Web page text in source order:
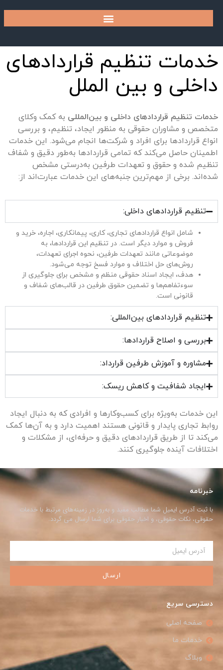
خدمات تنظیم قراردادهای
داخلی و بین الملل
خدمات تنظیم قراردادهای داخلی و بین‌المللی به کمک وکلای
متخصص و مشاوران حقوقی به منظور ایجاد، تنظیم، و بررسی
انواع قراردادها برای افراد و شرکت‌ها انجام می‌شود. این خدمات
اطمینان حاصل می‌کند که تمامی قراردادها به‌طور دقیق و شفاف
تنظیم شده و حقوق و تعهدات طرفین به‌درستی مشخص
شده‌اند. برخی از مهم‌ترین جنبه‌های این خدمات عبارت‌اند از:
تنظیم قراردادهای داخلی:
شامل انواع قراردادهای تجاری، کاری، پیمانکاری، اجاره، خرید و
فروش و موارد دیگر است. در تنظیم این قراردادها، به
موضوعاتی مانند تعهدات طرفین، نحوه اجرای تعهدات،
روش‌های حل اختلاف و موارد فسخ توجه می‌شود.
هدف، ایجاد اسناد حقوقی منظم و مشخص برای جلوگیری از
سوءتفاهم‌ها و تضمین حقوق طرفین در قالب‌های شفاف و
قانونی است.
تنظیم قراردادهای بین‌المللی:
بررسی و اصلاح قراردادها:
مشاوره و آموزش طرفین قرارداد:
ایجاد شفافیت و کاهش ریسک:
این خدمات به‌ویژه برای کسب‌وکارها و افرادی که به دنبال ایجاد
روابط تجاری پایدار و قانونی هستند اهمیت دارد و به آن‌ها کمک
می‌کند تا از طریق قراردادهای دقیق و حرفه‌ای، از مشکلات و
اختلافات آینده جلوگیری کنند.
دسترسی سریع
صفحه اصلی
خدمات ما
وبلاگ
خبرنامه
با ثبت آدرس ایمیل شما مطالب مفید و به‌روز در زمینه‌های مرتبط با خدمات
حقوقی، نکات حقوقی، و اخبار حقوقی برای شما ارسال می گردد.
ارسال